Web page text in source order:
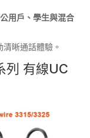
用戶、學生與混合
清晰通話體驗。
有線UC